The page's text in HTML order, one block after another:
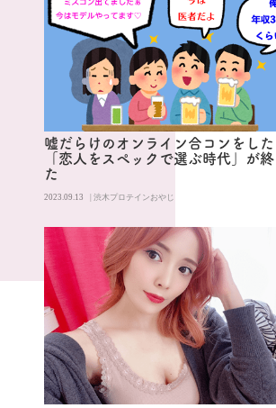
嘘だらけのオンライン合コンをした
「恋人をスペックで選ぶ時代」が
た
2023.09.13 | 渋木プロテインおやじ